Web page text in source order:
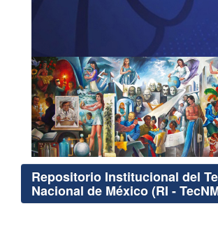
Repositorio Institucional del
Nacional de México (RI -